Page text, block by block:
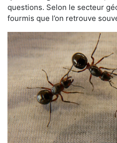
questions. Selon le secteur
fourmis que l’on retrouve